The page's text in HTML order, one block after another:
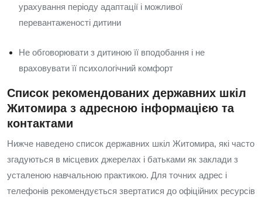
урахування періоду адаптації і можливої
перевантаженості дитини
Не обговорювати з дитиною її вподобання і не
враховувати її психологічний комфорт
Список рекомендованих державних шкіл
Житомира з адресною інформацією та
контактами
Нижче наведено список державних шкіл Житомира, які часто
згадуються в місцевих джерелах і батьками як заклади з
усталеною навчальною практикою. Для точних адрес і
телефонів рекомендується звертатися до офіційних ресурсів